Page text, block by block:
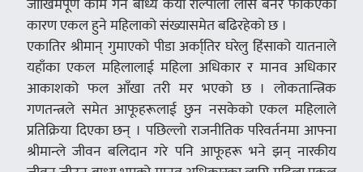
कारण एकल हुने महिलाको संख्यासमेत बढिरहेको छ ।
एकातिर श्रीमान् गुमाएको पीडा अर्का्तिर घरेलु हिंसाको यातनाले
यहाँका एकल महिलालाई महिला अधिकार र मानव अधिकार
आकाशको फल आँखा तरी मर भएको छ । लोकतान्त्रिक
गणतन्त्रले समेत आफूहरूलाई छुन नसकेको एकल महिलाले
प्रतिक्रिया दिएका छन् । पछिल्लो राजनीतिक परिवर्तनमा आफ्ना
श्रीमान्ले जीवन बलिदान गरे पनि आफूहरू भने झन् नारकीय